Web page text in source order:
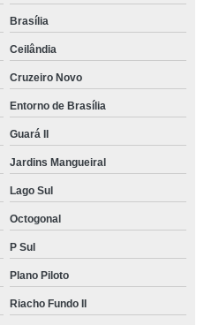
Brasília
Ceilândia
Cruzeiro Novo
Entorno de Brasília
Guará II
Jardins Mangueiral
Lago Sul
Octogonal
P Sul
Plano Piloto
Riacho Fundo II